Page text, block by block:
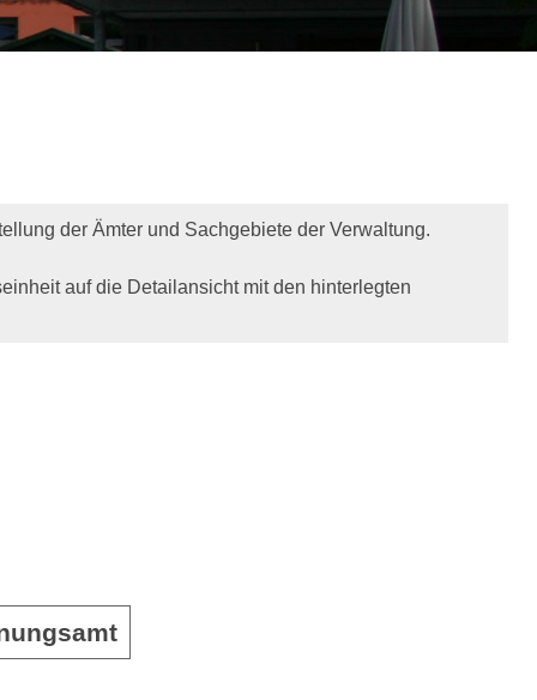
der Ämter und Sachgebiete der Verwaltung.
auf die Detailansicht mit den hinterlegten